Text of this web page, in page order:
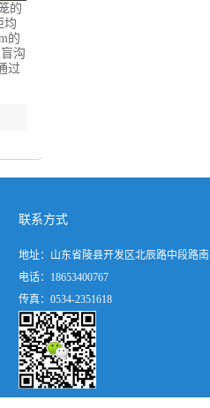
的
均
的
沟
过
联系方式
地址：山东省陵县开发区北辰路中段路南
电话：18653400767
传真：0534-2351618